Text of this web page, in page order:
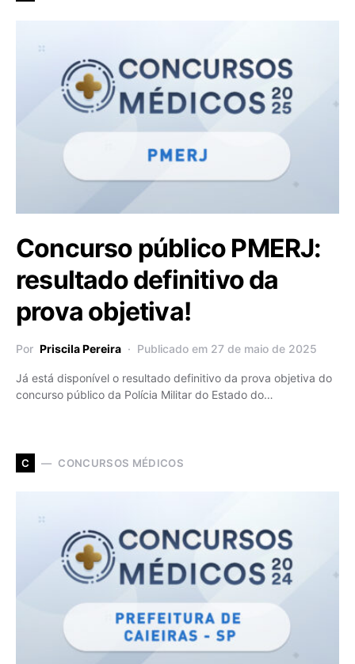
Concurso público PMERJ:
resultado definitivo da
prova objetiva!
Por Priscila Pereira Publicado em 27 de maio de 2025
Já está disponível o resultado definitivo da prova objetiva do
concurso público da Polícia Militar do Estado do…
C CONCURSOS MÉDICOS